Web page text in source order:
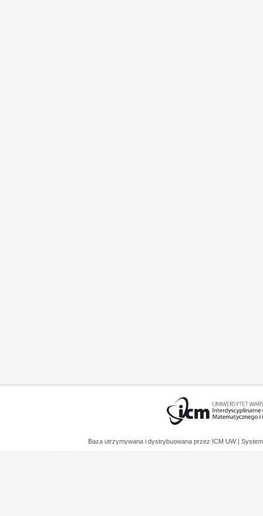
Baza utrzymywana i dystrybuowana przez ICM UW |